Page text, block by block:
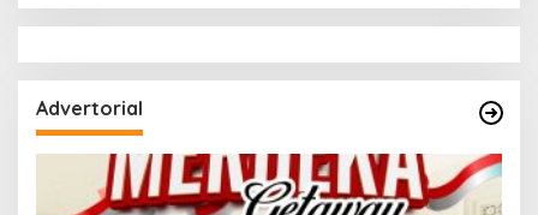
Advertorial